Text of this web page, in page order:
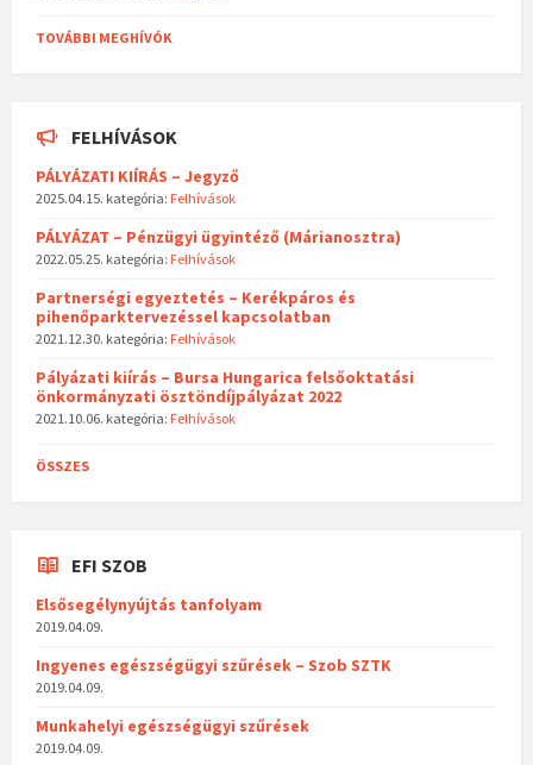
TOVÁBBI MEGHÍVÓK
FELHÍVÁSOK
PÁLYÁZATI KIÍRÁS – Jegyző
2025.04.15. kategória: Felhívások
PÁLYÁZAT – Pénzügyi ügyintéző (Márianosztra)
2022.05.25. kategória: Felhívások
Partnerségi egyeztetés – Kerékpáros és
pihenőparktervezéssel kapcsolatban
2021.12.30. kategória: Felhívások
Pályázati kiírás – Bursa Hungarica felsőoktatási
önkormányzati ösztöndíjpályázat 2022
2021.10.06. kategória: Felhívások
ÖSSZES
EFI SZOB
Elsősegélynyújtás tanfolyam
2019.04.09.
Ingyenes egészségügyi szűrések – Szob SZTK
2019.04.09.
Munkahelyi egészségügyi szűrések
2019.04.09.